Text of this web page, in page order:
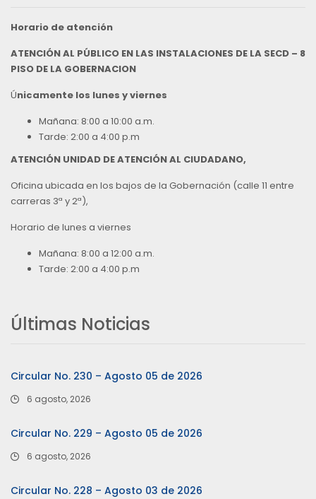
Horario de atención
ATENCIÓN AL PÚBLICO EN LAS INSTALACIONES DE LA SECD – 8
PISO DE LA GOBERNACION
Únicamente los lunes y viernes
Mañana: 8:00 a 10:00 a.m.
Tarde: 2:00 a 4:00 p.m
ATENCIÓN UNIDAD DE ATENCIÓN AL CIUDADANO,
Oficina ubicada en los bajos de la Gobernación (calle 11 entre
carreras 3ª y 2ª),
Horario de lunes a viernes
Mañana: 8:00 a 12:00 a.m.
Tarde: 2:00 a 4:00 p.m
Últimas Noticias
Circular No. 230 – Agosto 05 de 2026
6 agosto, 2026
Circular No. 229 – Agosto 05 de 2026
6 agosto, 2026
Circular No. 228 – Agosto 03 de 2026